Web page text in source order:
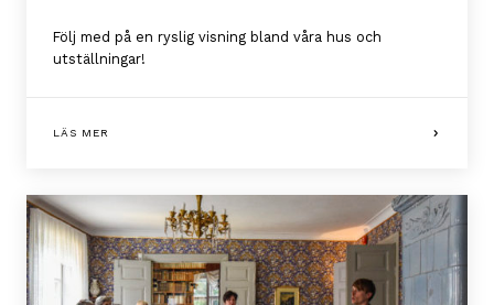
Följ med på en ryslig visning bland våra hus och
utställningar!
LÄS MER